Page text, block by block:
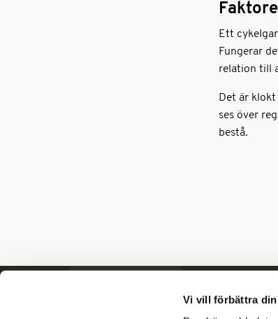
Vi vill förbättra
Ett
Fungerar
relation till
Det är
ses över
bestå.
BLIDSBERGS